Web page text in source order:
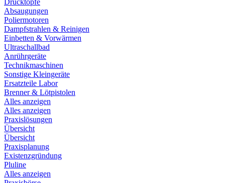
Drucktöpfe
Absaugungen
Poliermotoren
Dampfstrahlen & Reinigen
Einbetten & Vorwärmen
Ultraschallbad
Anrührgeräte
Technikmaschinen
Sonstige Kleingeräte
Ersatzteile Labor
Brenner & Lötpistolen
Alles anzeigen
Alles anzeigen
Praxislösungen
Übersicht
Übersicht
Praxisplanung
Existenzgründung
Pluline
Alles anzeigen